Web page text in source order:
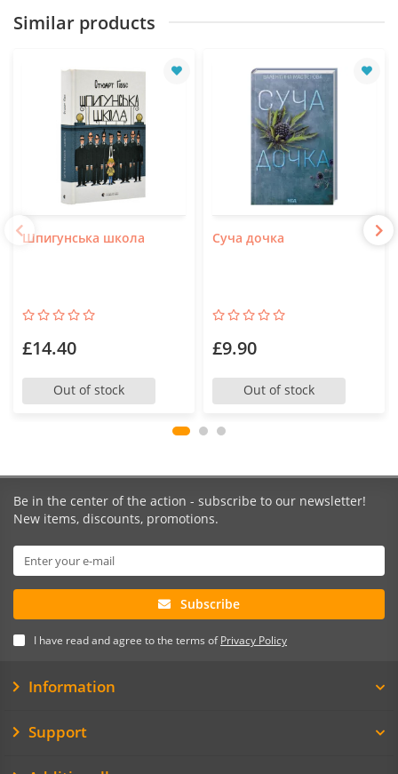
Similar products
Шпигунська школа
£14.40
Out of stock
Суча дочка
£9.90
Out of stock
Be in the center of the action - subscribe to our newsletter!
New items, discounts, promotions.
Subscribe
I have read and agree to the terms ofPrivacy Policy
Information
Support